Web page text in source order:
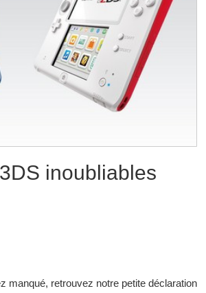
inoubliables
manqué, retrouvez notre petite déclaration